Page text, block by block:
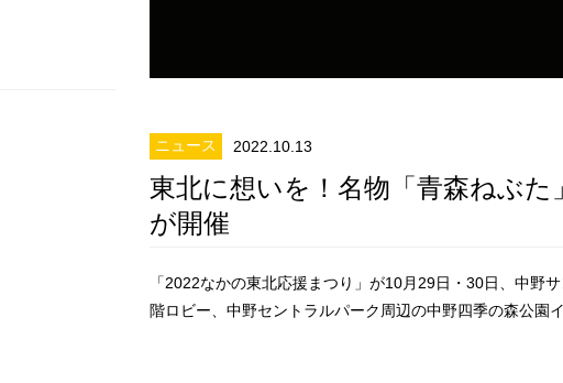
ニュース 2022.10.13
東北に想いを！名物「青森ねぶた
が開催
「2022なかの東北応援まつり」が10月29日・30日、中野
階ロビー、中野セントラルパーク周辺の中野四季の森公園